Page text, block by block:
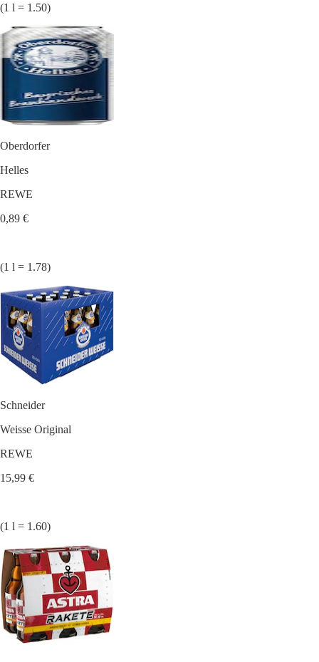
(1 l = 1.50)
Oberdorfer
Helles
REWE
0,89 €
(1 l = 1.78)
Schneider
Weisse Original
REWE
15,99 €
(1 l = 1.60)